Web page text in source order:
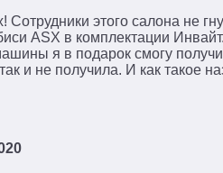
Сотрудники этого салона не
ASX в комплектации
я в подарок смогу
и не получила. И как такое